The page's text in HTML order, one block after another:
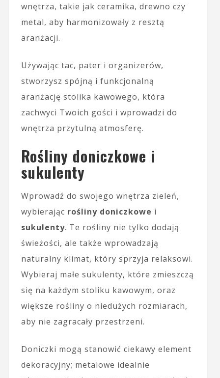
wnętrza, takie jak ceramika, drewno czy
metal, aby harmonizowały z resztą
aranżacji.
Używając tac, pater i organizerów,
stworzysz spójną i funkcjonalną
aranżację stolika kawowego, która
zachwyci Twoich gości i wprowadzi do
wnętrza przytulną atmosferę.
Rośliny doniczkowe i
sukulenty
Wprowadź do swojego wnętrza zieleń,
wybierając rośliny doniczkowe i
sukulenty. Te rośliny nie tylko dodają
świeżości, ale także wprowadzają
naturalny klimat, który sprzyja relaksowi.
Wybieraj małe sukulenty, które zmieszczą
się na każdym stoliku kawowym, oraz
większe rośliny o niedużych rozmiarach,
aby nie zagracały przestrzeni.
Doniczki mogą stanowić ciekawy element
dekoracyjny; metalowe idealnie